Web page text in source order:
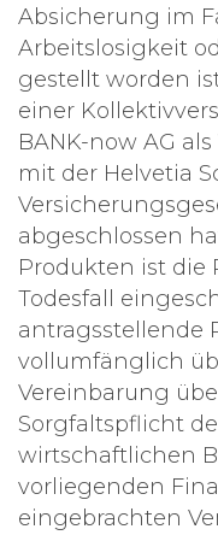
Absicherung im
Arbeitslosigkeit
gestellt worden
einer
BANK-now AG
mit der Helvetia
abgeschlossen
Produkten ist die
Todesfall
antragsstellende
vollumfänglich
Vereinbarung
Sorgfaltspflicht
wirtschaftlichen
vorliegenden
eingebrachten